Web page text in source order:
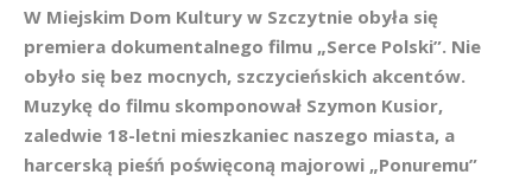
W Miejskim Dom Kultury w Szczytnie obyła się
premiera dokumentalnego filmu „Serce Polski”. Nie
obyło się bez mocnych, szczycieńskich akcentów.
Muzykę do filmu skomponował Szymon Kusior,
zaledwie 18-letni mieszkaniec naszego miasta, a
harcerską pieśń poświęconą majorowi „Ponuremu”